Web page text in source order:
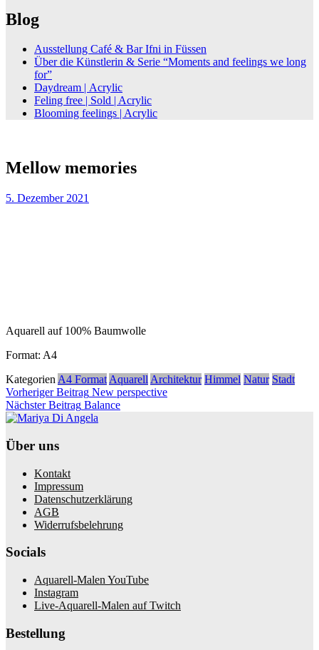
Blog
Ausstellung Café & Bar Ifni in Füssen
Über die Künstlerin & Serie “Moments and feelings we long
for”
Daydream | Acrylic
Feling free | Sold | Acrylic
Blooming feelings | Acrylic
Mellow memories
5. Dezember 2021
Aquarell auf 100% Baumwolle
Format: A4
Kategorien A4 Format Aquarell Architektur Himmel Natur Stadt
Beitragsnavigation
Vorheriger Beitrag New perspectiveVorheriger
Nächster Beitrag BalanceNächster
Über uns
Kontakt
Impressum
Datenschutzerklärung
AGB
Widerrufsbelehrung
Socials
Aquarell-Malen YouTube
Instagram
Live-Aquarell-Malen auf Twitch
Bestellung